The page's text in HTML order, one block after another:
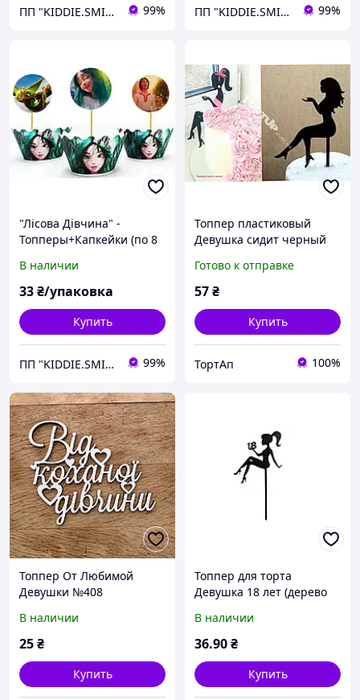
ПП "KIDDIE.SMILE" 99% ПП "KIDDIE.SMILE" 99%
"Лісова Дівчина" -
Топперы+Капкейки (по 8
В наличии
33₴/упаковка
Купить
ПП "KIDDIE.SMILE" 99%
Топпер пластиковый
Девушка сидит черный
Готово к отправке
57₴
Купить
ТортАп 100%
Топпер От Любимой
Девушки №408
В наличии
25₴
Купить
Топпер для торта
Девушка 18 лет (дерево
В наличии
36.90₴
Купить